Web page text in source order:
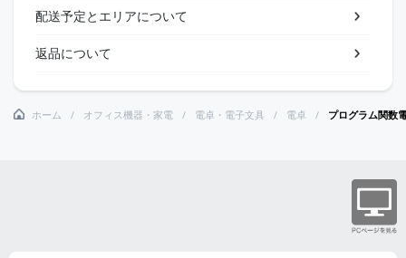
配送予定とエリアについて
返品について
ホーム オフィス機器・家電 電卓・電子文具 電卓 プログラム関数